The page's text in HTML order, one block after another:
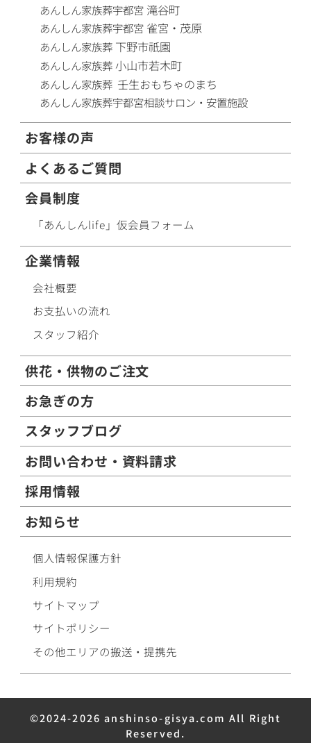
あんしん家族葬宇都宮 滝谷町
あんしん家族葬宇都宮 雀宮・茂原
あんしん家族葬 下野市祇園
あんしん家族葬小山市若木町
あんしん家族葬 壬生おもちゃのまち
あんしん家族葬宇都宮相談サロン・安置施設
お客様の声
よくあるご質問
会員制度
「あんしんlife」仮会員フォーム
企業情報
会社概要
お支払いの流れ
スタッフ紹介
供花・供物のご注文
お急ぎの方
スタッフブログ
お問い合わせ・資料請求
採用情報
お知らせ
個人情報保護方針
利用規約
サイトマップ
サイトポリシー
その他エリアの搬送・提携先
©2024-2026 anshinso-gisya.com All Right
Reserved.